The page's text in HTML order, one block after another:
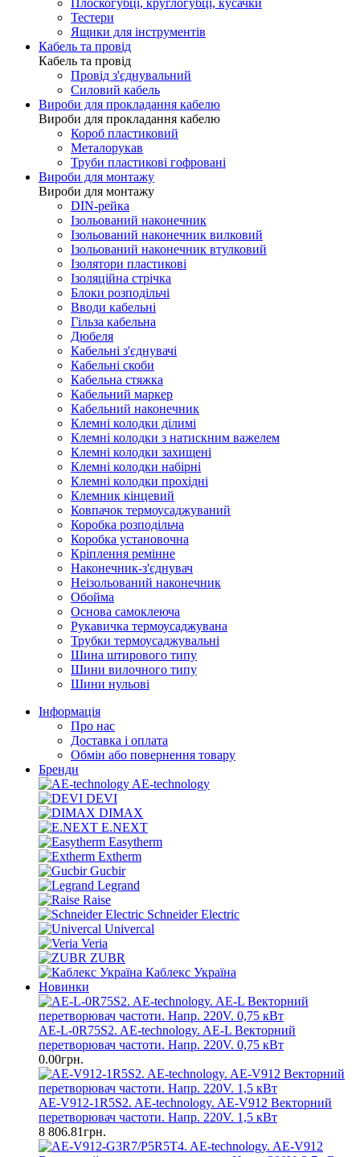
Плоскогубці, круглогубці, кусачки
Тестери
Ящики для інструментів
Кабель та провід
Кабель та провід
Провід з'єднувальний
Силовий кабель
Вироби для прокладання кабелю
Вироби для прокладання кабелю
Короб пластиковий
Металорукав
Труби пластикові гофровані
Вироби для монтажу
Вироби для монтажу
DIN-рейка
Ізольований наконечник
Ізольований наконечник вилковий
Ізольований наконечник втулковий
Ізолятори пластикові
Ізоляційна стрічка
Блоки розподільчі
Вводи кабельні
Гільза кабельна
Дюбеля
Кабельнi з'єднувачi
Кабельні скоби
Кабельна стяжка
Кабельний маркер
Кабельний наконечник
Клемні колодки ділимі
Клемні колодки з натискним важелем
Клемні колодки захищені
Клемні колодки набірні
Клемні колодки прохідні
Клемник кінцевий
Ковпачок термоусаджуваний
Коробка розподільча
Коробка установочна
Кріплення ремінне
Наконечник-з'єднувач
Неізольований наконечник
Обойма
Основа самоклеюча
Рукавичка термоусаджувана
Трубки термоусаджувальні
Шина штирового типу
Шини вилочного типу
Шини нульові
Інформація
Про нас
Доставка і оплата
Обмін або повернення товару
Бренди
AE-technology
DEVI
DIMAX
E.NEXT
Easytherm
Extherm
Gucbir
Legrand
Raise
Schneider Electric
Univercal
Veria
ZUBR
Каблекс Україна
Новинки
AE-L-0R75S2. AE-technology. AE-L Векторний
перетворювач частоти. Напр. 220V. 0,75 кВт
0.00грн.
AE-V912-1R5S2. AE-technology. AE-V912 Векторний
перетворювач частоти. Напр. 220V. 1,5 кВт
8 806.81грн.